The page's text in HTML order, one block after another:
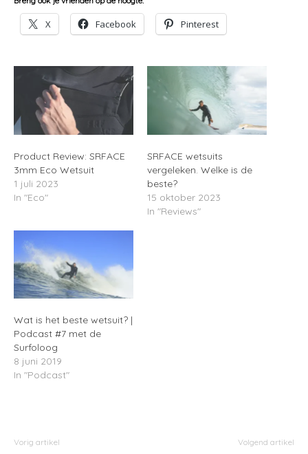
X Facebook Pinterest
Product Review: SRFACE
3mm Eco Wetsuit
1 juli 2023
In "Eco"
SRFACE wetsuits
vergeleken. Welke is de
beste?
15 oktober 2023
In "Reviews"
Wat is het beste wetsuit? |
Podcast #7 met de
Surfoloog
8 juni 2019
In "Podcast"
Vorig artikel Volgend artikel